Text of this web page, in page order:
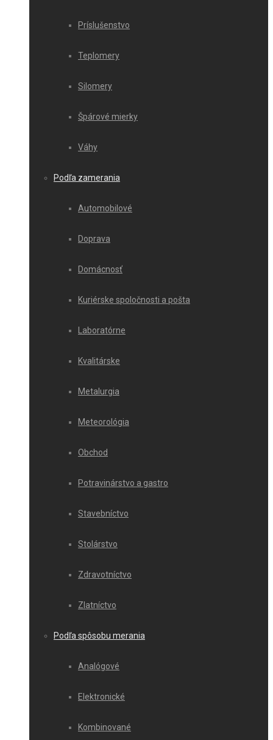
Príslušenstvo
Teplomery
Silomery
Špárové mierky
Váhy
Podľa zamerania
Automobilové
Doprava
Domácnosť
Kuriérske spoločnosti a pošta
Laboratórne
Kvalitárske
Metalurgia
Meteorológia
Obchod
Potravinárstvo a gastro
Stavebníctvo
Stolárstvo
Zdravotníctvo
Zlatníctvo
Podľa spôsobu merania
Analógové
Elektronické
Kombinované